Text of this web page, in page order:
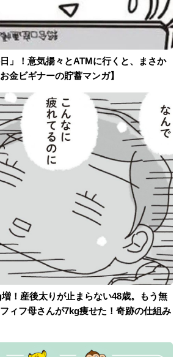
」！意気揚々とATMに行くと、まさか
金ビギナーの貯蓄マンガ】
！産後太りが止まらない48歳。もう無
ィフ母さんが7kg痩せた！奇跡の仕組み